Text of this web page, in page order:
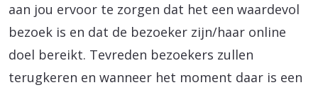
aan jou ervoor te zorgen dat het een waardevol
bezoek is en dat de bezoeker zijn/haar online
doel bereikt. Tevreden bezoekers zullen
terugkeren en wanneer het moment daar is een